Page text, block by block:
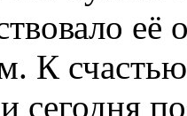
К
сегодня